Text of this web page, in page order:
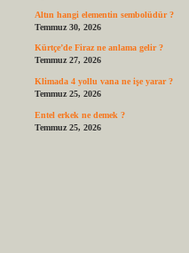
Altın hangi elementin sembolüdür ?
Temmuz 30, 2026
Kürtçe’de Firaz ne anlama gelir ?
Temmuz 27, 2026
Klimada 4 yollu vana ne işe yarar ?
Temmuz 25, 2026
Entel erkek ne demek ?
Temmuz 25, 2026